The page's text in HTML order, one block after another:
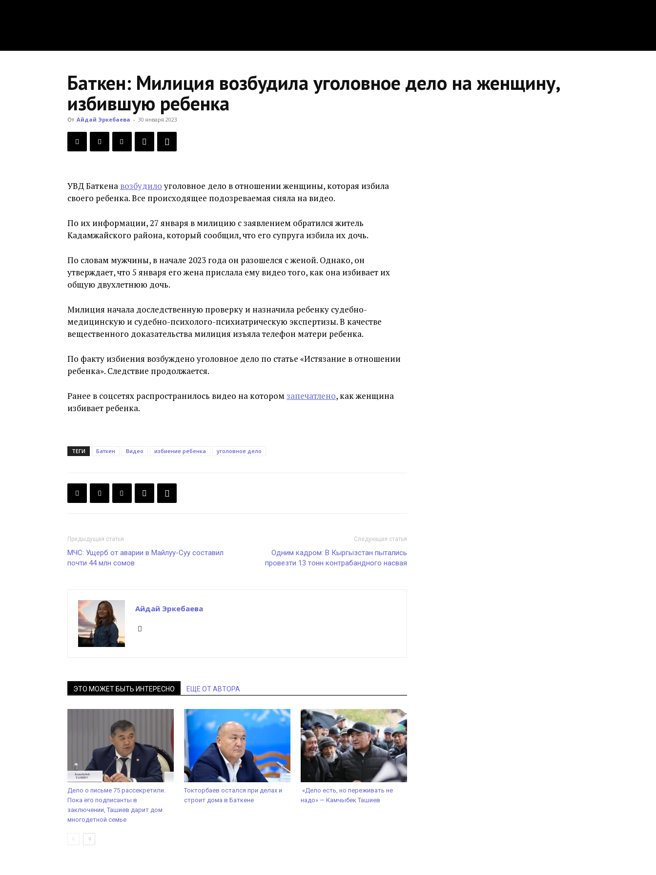
Баткен: Милиция возбудила уголовное дело на женщину,
избившую ребенка
От Айдай Эркебаева - 30 января 2023
УВД Баткена возбудилоуголовное дело в отношении женщины, которая избила
своего ребенка. Все происходящее подозреваемая сняла на видео.
По их информации, 27 января в милицию с заявлением обратился житель
Кадамжайского района, который сообщил, что его супруга избила их дочь.
По словам мужчины, в начале 2023 года он разошелся с женой. Однако, он
утверждает, что 5 января его жена прислала ему видео того, как она избивает их
общую двухлетнюю дочь.
Милиция начала доследственную проверку и назначила ребенку судебно-
медицинскую и судебно-психолого-психиатрическую экспертизы. В качестве
вещественного доказательства милиция изъяла телефон матери ребенка.
По факту избиения возбуждено уголовное дело по статье «Истязание в отношении
ребенка». Следствие продолжается.
Ранее в соцсетях распространилось видео на которомзапечатлено, как женщина
избивает ребенка.
ТЕГИ Баткен Видео избиение ребенка уголовное дело
Предыдущая статья
МЧС: Ущерб от аварии в Майлуу-Суу составил
почти 44 млн сомов
Следующая статья
Одним кадром: В Кыргызстан пытались
провезти 13 тонн контрабандного насвая
Айдай Эркебаева
ЭТО МОЖЕТ БЫТЬ ИНТЕРЕСНО ЕЩЕ ОТ АВТОРА
Дело о письме 75 рассекретили.
Пока его подписанты в
заключении, Ташиев дарит дом
многодетной семье
Токторбаев остался при делах и
строит дома в Баткене
«Дело есть, но переживать не
надо» — Камчыбек Ташиев